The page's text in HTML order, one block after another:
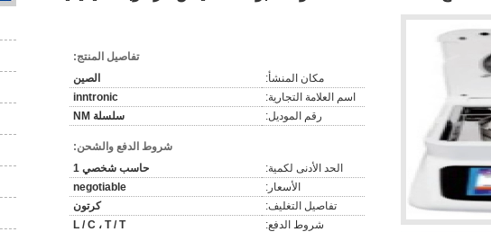
تفاصيل المنتج:
مكان المنشأ:
الصين
اسم العلامة التجارية:
inntronic
رقم الموديل:
سلسلة NM
شروط الدفع والشحن:
الحد الأدنى لكمية:
حاسب شخصي 1
الأسعار:
negotiable
تفاصيل التغليف:
كرتون
شروط الدفع:
L / C ، T / T